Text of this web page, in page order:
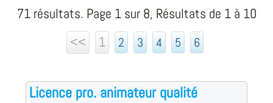
71 résultats. Page 1 sur 8, Résultats de 1 à 10
<<
1 2 3 4 5 6
Licence pro. animateur qualité